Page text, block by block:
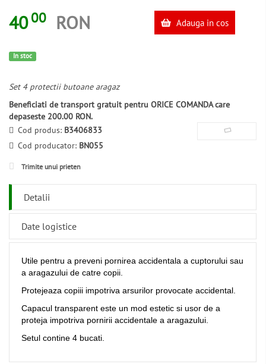
40 00 RON Adauga in cos
In stoc
Set 4 protectii butoane aragaz
Beneficiati de transport gratuit pentru ORICE COMANDA care
depaseste 200.00 RON.
Cod produs: B3406833
Cod producator: BN055
Trimite unui prieten
Detalii
Date logistice
Utile pentru a preveni pornirea accidentala a cuptorului sau
a aragazului de catre copii.
Protejeaza copiii impotriva arsurilor provocate accidental.
Capacul transparent este un mod estetic si usor de a
proteja impotriva pornirii accidentale a aragazului.
Setul contine 4 bucati.